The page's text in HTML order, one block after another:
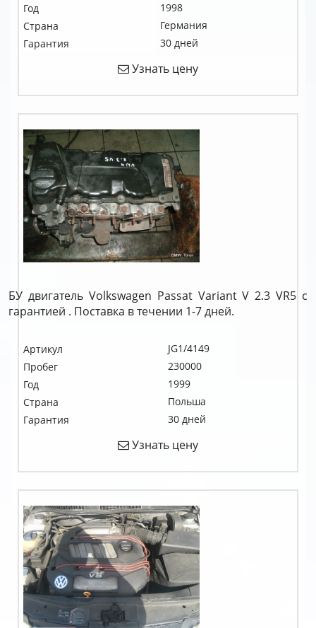
Год
1998
Страна
Германия
Гарантия
30 дней
Узнать цену
БУ двигатель Volkswagen Passat Variant V 2.3 VR5 c
гарантией . Поставка в течении 1-7 дней.
Артикул
JG1/4149
Пробег
230000
Год
1999
Страна
Польша
Гарантия
30 дней
Узнать цену